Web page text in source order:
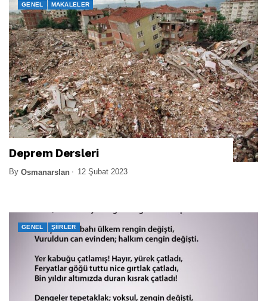
GENEL MAKALELER
Deprem Dersleri
By Osmanarslan 12 Şubat 2023
GENEL ŞIIRLER